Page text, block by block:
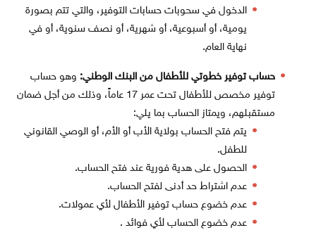
الدخول في سحوبات حسابات التوفير، والتي تتم بصورة
يومية، أو أسبوعية، أو شهرية، أو نصف سنوية، أو في
نهاية العام.
حساب توفير خطوتي للأطفال من البنك الوطني: وهو حساب
توفير مخصص للأطفال تحت عمر 17 عاماً، وذلك من أجل ضمان
مستقبلهم، ويمتاز الحساب بما يلي:
يتم فتح الحساب بولاية الأب أو الأم، أو الوصي القانوني
للطفل.
الحصول على هدية فورية عند فتح الحساب.
عدم اشتراط حد أدنى لفتح الحساب.
عدم خضوع حساب توفير الأطفال لأي عمولات.
عدم خضوع الحساب لأي فوائد .